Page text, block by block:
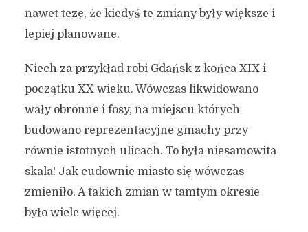
nawet tezę, że kiedyś te zmiany były większe i
lepiej planowane.
Niech za przykład robi Gdańsk z końca XIX i
początku XX wieku. Wówczas likwidowano
wały obronne i fosy, na miejscu których
budowano reprezentacyjne gmachy przy
równie istotnych ulicach. To była niesamowita
skala! Jak cudownie miasto się wówczas
zmieniło. A takich zmian w tamtym okresie
było wiele więcej.